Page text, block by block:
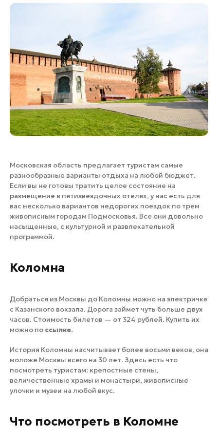
Инвестиционный портал
Федоскинская фабрика
Пикник в Подмосковье
Золотое кольцо России
Войти
Инвесторам
Московская область предлагает туристам самые
разнообразные варианты отдыха на любой бюджет.
Если вы не готовы тратить целое состояние на
размещение в пятизвездочных отелях, у нас есть для
вас несколько вариантов недорогих поездок по трем
живописным городам Подмосковья. Все они довольно
насыщенные, с культурной и развлекательной
программой.
Коломна
Добраться из Москвы до Коломны можно на электричке
с Казанского вокзала. Дорога займет чуть больше двух
часов. Стоимость билетов — от 324 рублей. Купить их
можно по ссылке.
История Коломны насчитывает более восьми веков, она
моложе Москвы всего на 30 лет. Здесь есть что
посмотреть туристам: крепостные стены,
величественные храмы и монастыри, живописные
улочки и музеи на любой вкус.
Что посмотреть в Коломне